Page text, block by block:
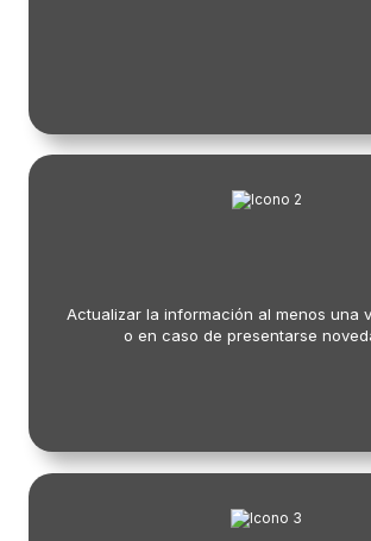
Actualizar la información al menos una
o en caso de presentarse